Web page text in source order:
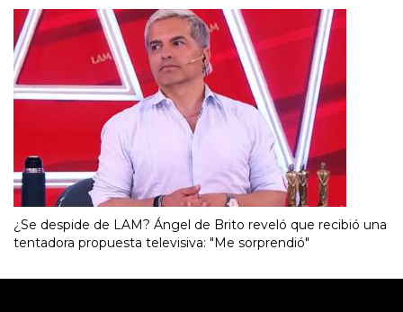
¿Se despide de LAM? Ángel de Brito reveló que recibió una
tentadora propuesta televisiva: "Me sorprendió"